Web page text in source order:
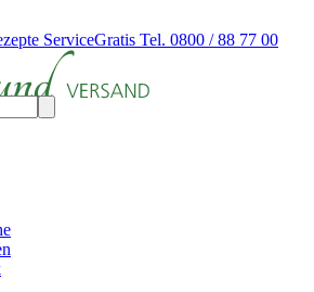
ServiceGratis Tel. 0800 / 88 77 00